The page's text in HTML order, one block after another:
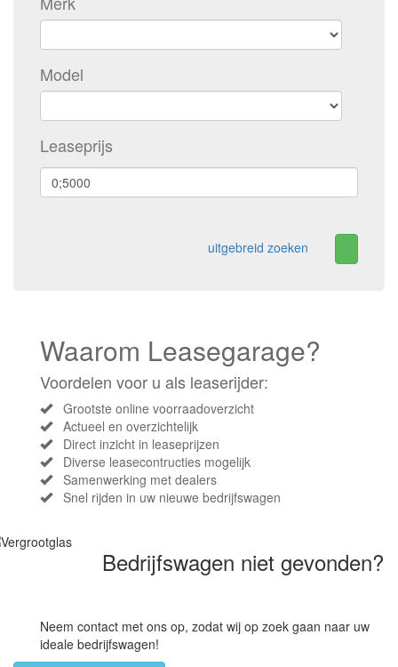
Model
Leaseprijs
uitgebreid zoeken
Waarom Leasegarage?
Voordelen voor u als leaserijder:
Grootste online voorraadoverzicht
Actueel en overzichtelijk
Direct inzicht in leaseprijzen
Diverse leasecontructies mogelijk
Samenwerking met dealers
Snel rijden in uw nieuwe bedrijfswagen
Bedrijfswagen niet gevonden?
Neem contact met ons op, zodat wij op zoek gaan naar uw
ideale bedrijfswagen!